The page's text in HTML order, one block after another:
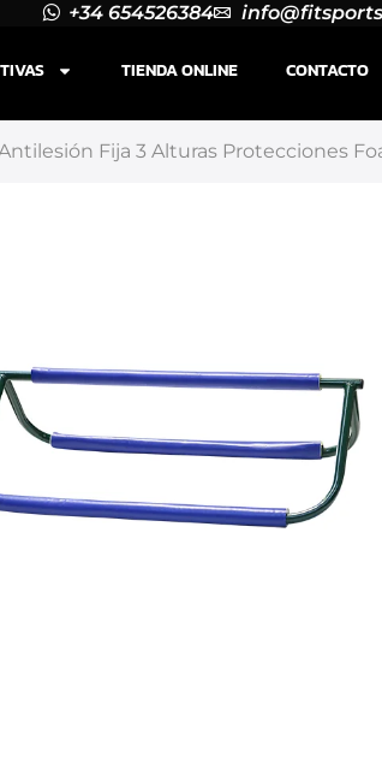
+34 654526384
TIENDA ONLINE CONTACTO
Fija 3 Alturas Protecciones